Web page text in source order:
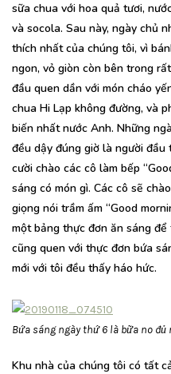
sữa chua với hoa quả tươi,
và socola. Sau này, ngày chủ
thích nhất của chúng tôi, vì
ngon, vỏ giòn còn bên trong
đầu quen dần với món cháo
chua Hi Lạp không đường, và
biến nhất nước Anh. Những
đều dậy đúng giờ là người
cười chào các cô làm bếp
sáng có món gì. Các cô sẽ
giọng nói trầm ấm “Good
một bảng thực đơn ăn sáng
cũng quen với thực đơn bứa
mới với tôi đều thấy háo hức.
Bứa sáng ngày thứ 6 là bữa no
Khu nhà của chúng tôi có tất